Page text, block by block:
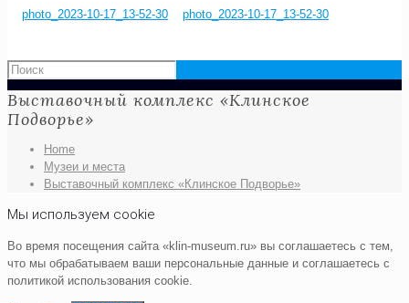
Выставочный комплекс «Клинское
Подворье»
Home
Музеи и места
Выставочный комплекс «Клинское Подворье»
Мы используем cookie
Во время посещения сайта «klin-museum.ru» вы соглашаетесь с тем,
что мы обрабатываем ваши персональные данные и соглашаетесь с
политикой использования cookie.